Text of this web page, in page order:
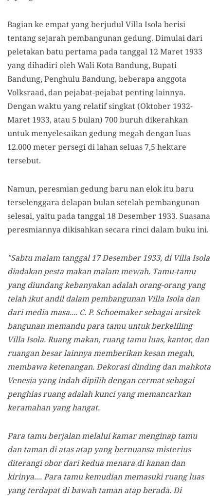
Bagian ke empat yang berjudul Villa Isola berisi
tentang sejarah pembangunan gedung. Dimulai dari
peletakan batu pertama pada tanggal 12 Maret 1933
yang dihadiri oleh Wali Kota Bandung, Bupati
Bandung, Penghulu Bandung, beberapa anggota
Volksraad, dan pejabat-pejabat penting lainnya.
Dengan waktu yang relatif singkat (Oktober 1932-
Maret 1933, atau 5 bulan) 700 buruh dikerahkan
untuk menyelesaikan gedung megah dengan luas
12.000 meter persegi di lahan seluas 7,5 hektare
tersebut.
Namun, peresmian gedung baru nan elok itu baru
terselenggara delapan bulan setelah pembangunan
selesai, yaitu pada tanggal 18 Desember 1933. Suasana
peresmiannya dikisahkan secara rinci dalam buku ini.
"Sabtu malam tanggal 17 Desember 1933, di Villa Isola
diadakan pesta makan malam mewah. Tamu-tamu
yang diundang kebanyakan adalah orang-orang yang
telah ikut andil dalam pembangunan Villa Isola dan
dari media masa.... C. P. Schoemaker sebagai arsitek
bangunan memandu para tamu untuk berkeliling
Villa Isola. Ruang makan, ruang tamu luas, kantor, dan
ruangan besar lainnya memberikan kesan megah,
membawa ketenangan. Dekorasi dinding dan mahkota
Venesia yang indah dipilih dengan cermat sebagai
penghias ruang adalah kunci yang memancarkan
keramahan yang hangat.
Para tamu berjalan melalui kamar menginap tamu
dan taman di atas atap yang bernuansa misterius
diterangi obor dari kedua menara di kanan dan
kirinya.... Para tamu kemudian memasuki ruang luas
yang terdapat di bawah taman atap berada. Di